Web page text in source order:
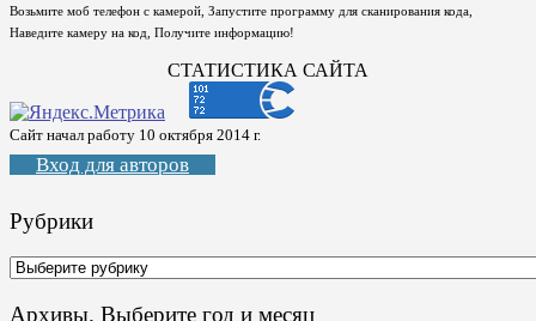
Возьмите моб телефон с камерой, Запустите программу для сканирования кода,
Наведите камеру на код, Получите информацию!
СТАТИСТИКА САЙТА
Сайт начал работу 10 октября 2014 г.
Вход для авторов
Рубрики
Рубрики
Архивы. Выберите год и месяц